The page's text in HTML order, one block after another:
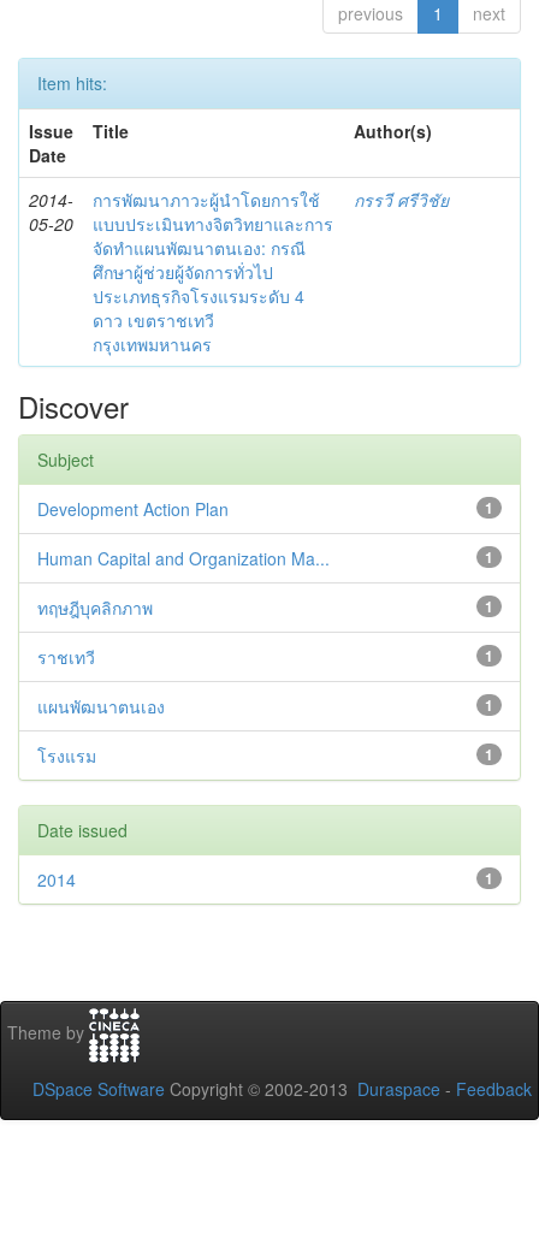
previous 1 next
Item hits:
Issue
Date
Title Author(s)
2014-
05-20
การพัฒนาภาวะผู้นำโดยการใช้
แบบประเมินทางจิตวิทยาและการ
จัดทำแผนพัฒนาตนเอง: กรณี
ศึกษาผู้ช่วยผู้จัดการทั่วไป
ประเภทธุรกิจโรงแรมระดับ 4
ดาว เขตราชเทวี
กรุงเทพมหานคร
กรรวี ศรีวิชัย
Discover
Subject
1
Development Action Plan
1
Human Capital and Organization Ma...
1
ทฤษฎีบุคลิกภาพ
1
ราชเทวี
1
แผนพัฒนาตนเอง
1
โรงแรม
Date issued
1
2014
Theme by
DSpace Software Copyright © 2002-2013 Duraspace - Feedback